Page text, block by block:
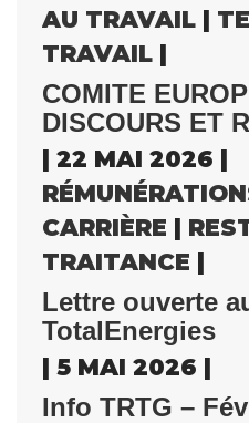
AU TRAVAIL |
TRAVAIL |
COMITE
DISCOURS ET
| 22 MAI 2026 |
CARRIÈRE |
TRAITANCE |
Lettre ouverte
TotalEnergies
| 5 MAI 2026 |
Info TRTG –